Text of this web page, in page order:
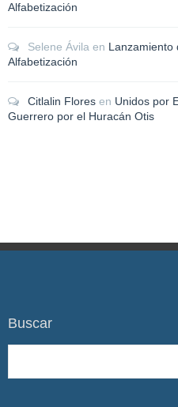
Alfabetización
Selene Ávila en Lanzamiento
Alfabetización
Citlalin Flores en Unidos por
Guerrero por el Huracán Otis
Buscar